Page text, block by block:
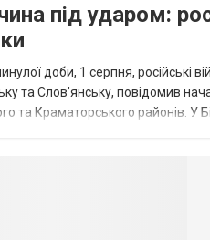
під ударом:
доби, 1 серпня, російські
та Слов’янську, повідомив
та Краматорського районів. У